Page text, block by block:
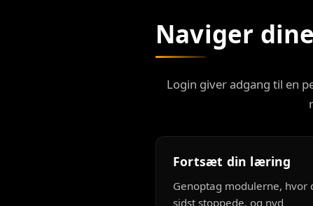
Naviger
Login giver adgang til en
Fortsæt din læring
Genoptag modulerne, hvor
sidst stoppede, og nyd